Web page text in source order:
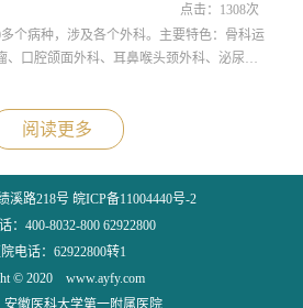
间手...
点击： 1308次
个病种，涉及各个外科。主要特色：骨科运
、口腔颌面外科、耳鼻喉头颈外科、泌尿前
阅读更多
溪路218号 皖ICP备11004440号-2
：400-8032-800 62922800
院电话：62922800转1
© 2020 www.ayfy.com
徽医科大学第一附属医院